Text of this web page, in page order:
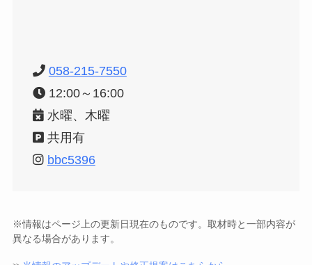
058-215-7550
12:00～16:00
水曜、木曜
共用有
bbc5396
※情報はページ上の更新日現在のものです。取材時と一部内容が
異なる場合があります。